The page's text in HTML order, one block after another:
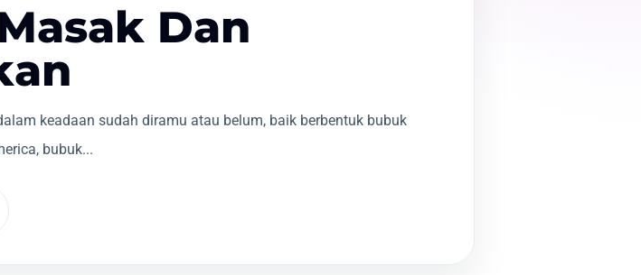
Dan
keadaan sudah diramu atau belum, baik berbentuk bubuk
bubuk...